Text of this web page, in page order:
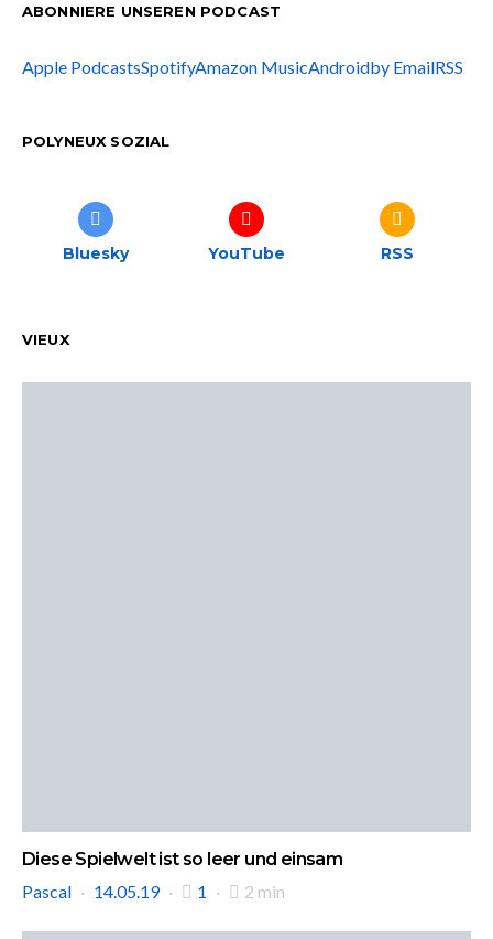
ABONNIERE UNSEREN PODCAST
Apple PodcastsSpotifyAmazon MusicAndroidby EmailRSS
POLYNEUX SOZIAL
Bluesky YouTube RSS
VIEUX
Diese Spielwelt ist so leer und einsam
Pascal
14.05.19 1 2 min